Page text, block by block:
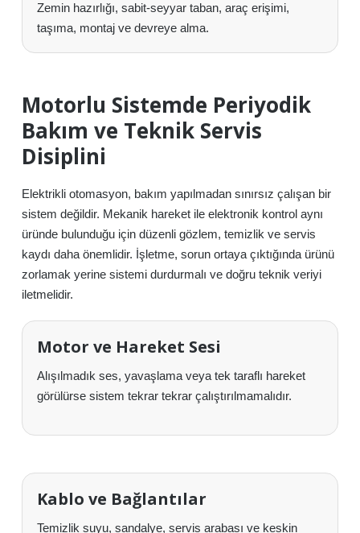
Zemin hazırlığı, sabit-seyyar taban, araç erişimi,
taşıma, montaj ve devreye alma.
Motorlu Sistemde Periyodik
Bakım ve Teknik Servis
Disiplini
Elektrikli otomasyon, bakım yapılmadan sınırsız çalışan bir
sistem değildir. Mekanik hareket ile elektronik kontrol aynı
üründe bulunduğu için düzenli gözlem, temizlik ve servis
kaydı daha önemlidir. İşletme, sorun ortaya çıktığında ürünü
zorlamak yerine sistemi durdurmalı ve doğru teknik veriyi
iletmelidir.
Motor ve Hareket Sesi
Alışılmadık ses, yavaşlama veya tek taraflı hareket
görülürse sistem tekrar tekrar çalıştırılmamalıdır.
Kablo ve Bağlantılar
Temizlik suyu, sandalye, servis arabası ve keskin